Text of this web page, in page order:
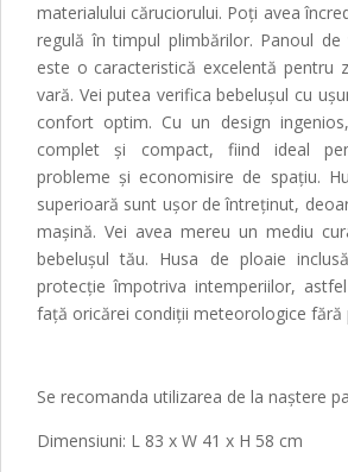
materialului căruciorului. Poți avea
regulă în timpul plimbărilor. Panoul de
este o caracteristică excelentă pentru
vară. Vei putea verifica bebelușul cu
confort optim. Cu un design
complet și compact, fiind ideal
probleme și economisire de spațiu.
superioară sunt ușor de întreținut,
mașină. Vei avea mereu un mediu
bebelușul tău. Husa de ploaie
protecție împotriva intemperiilor,
față oricărei condiții meteorologice fără
Se recomanda utilizarea de la naștere
Dimensiuni: L 83 x W 41 x H 58 cm